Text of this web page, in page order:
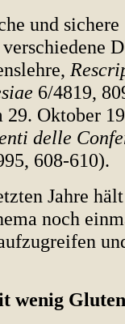
und
6/4819,
29. Oktober
delle
608-610).
Jahre
noch
wenig